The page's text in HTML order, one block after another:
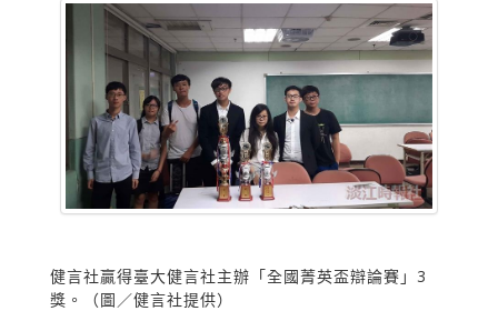
健言社贏得臺大健言社主辦「全國菁英盃辯論賽」3
獎。（圖／健言社提供）